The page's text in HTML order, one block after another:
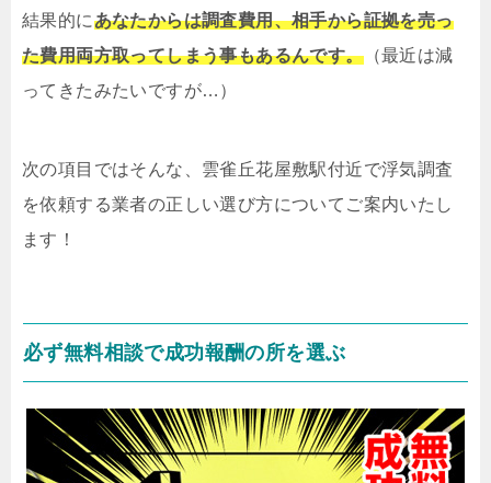
結果的にあなたからは調査費用、相手から証拠を売っ
た費用両方取ってしまう事もあるんです。（最近は減
ってきたみたいですが…）
次の項目ではそんな、雲雀丘花屋敷駅付近で浮気調査
を依頼する業者の正しい選び方についてご案内いたし
ます！
必ず無料相談で成功報酬の所を選ぶ